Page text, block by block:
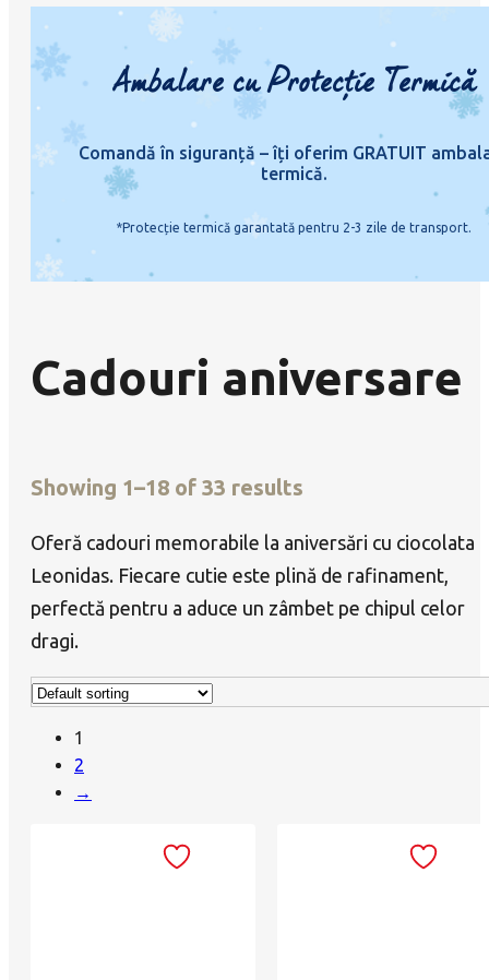
Ambalare cu Protecție Termică
Comandă în siguranță – îți oferim GRATUIT
termică.
*Protecție termică garantată pentru 2-3 zile de transport.
Cadouri aniversare
Showing 1–18 of 33 results
Oferă cadouri memorabile la aniversări cu ciocolata
Leonidas. Fiecare cutie este plină de rafinament,
perfectă pentru a aduce un zâmbet pe chipul celor
dragi.
1
2
→